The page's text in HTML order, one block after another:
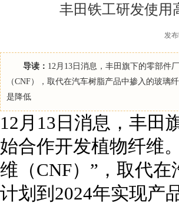
丰田铁工研发使用
发
导读： 12月13日消息，丰田旗下的零部件
（CNF），取代在汽车树脂产品中掺入的玻
是降低
12月13日消息，丰田
始合作开发植物纤维
维（CNF）”，取代
计划到2024年实现产